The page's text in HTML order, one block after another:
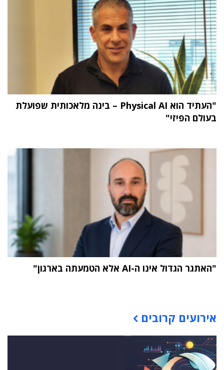
"העתיד הוא Physical AI – בינה מלאכותית שפועלת
בעולם הפיזי"
"האתגר הגדול אינו ה-AI אלא הטמעתה בארגון"
אירועים קרובים